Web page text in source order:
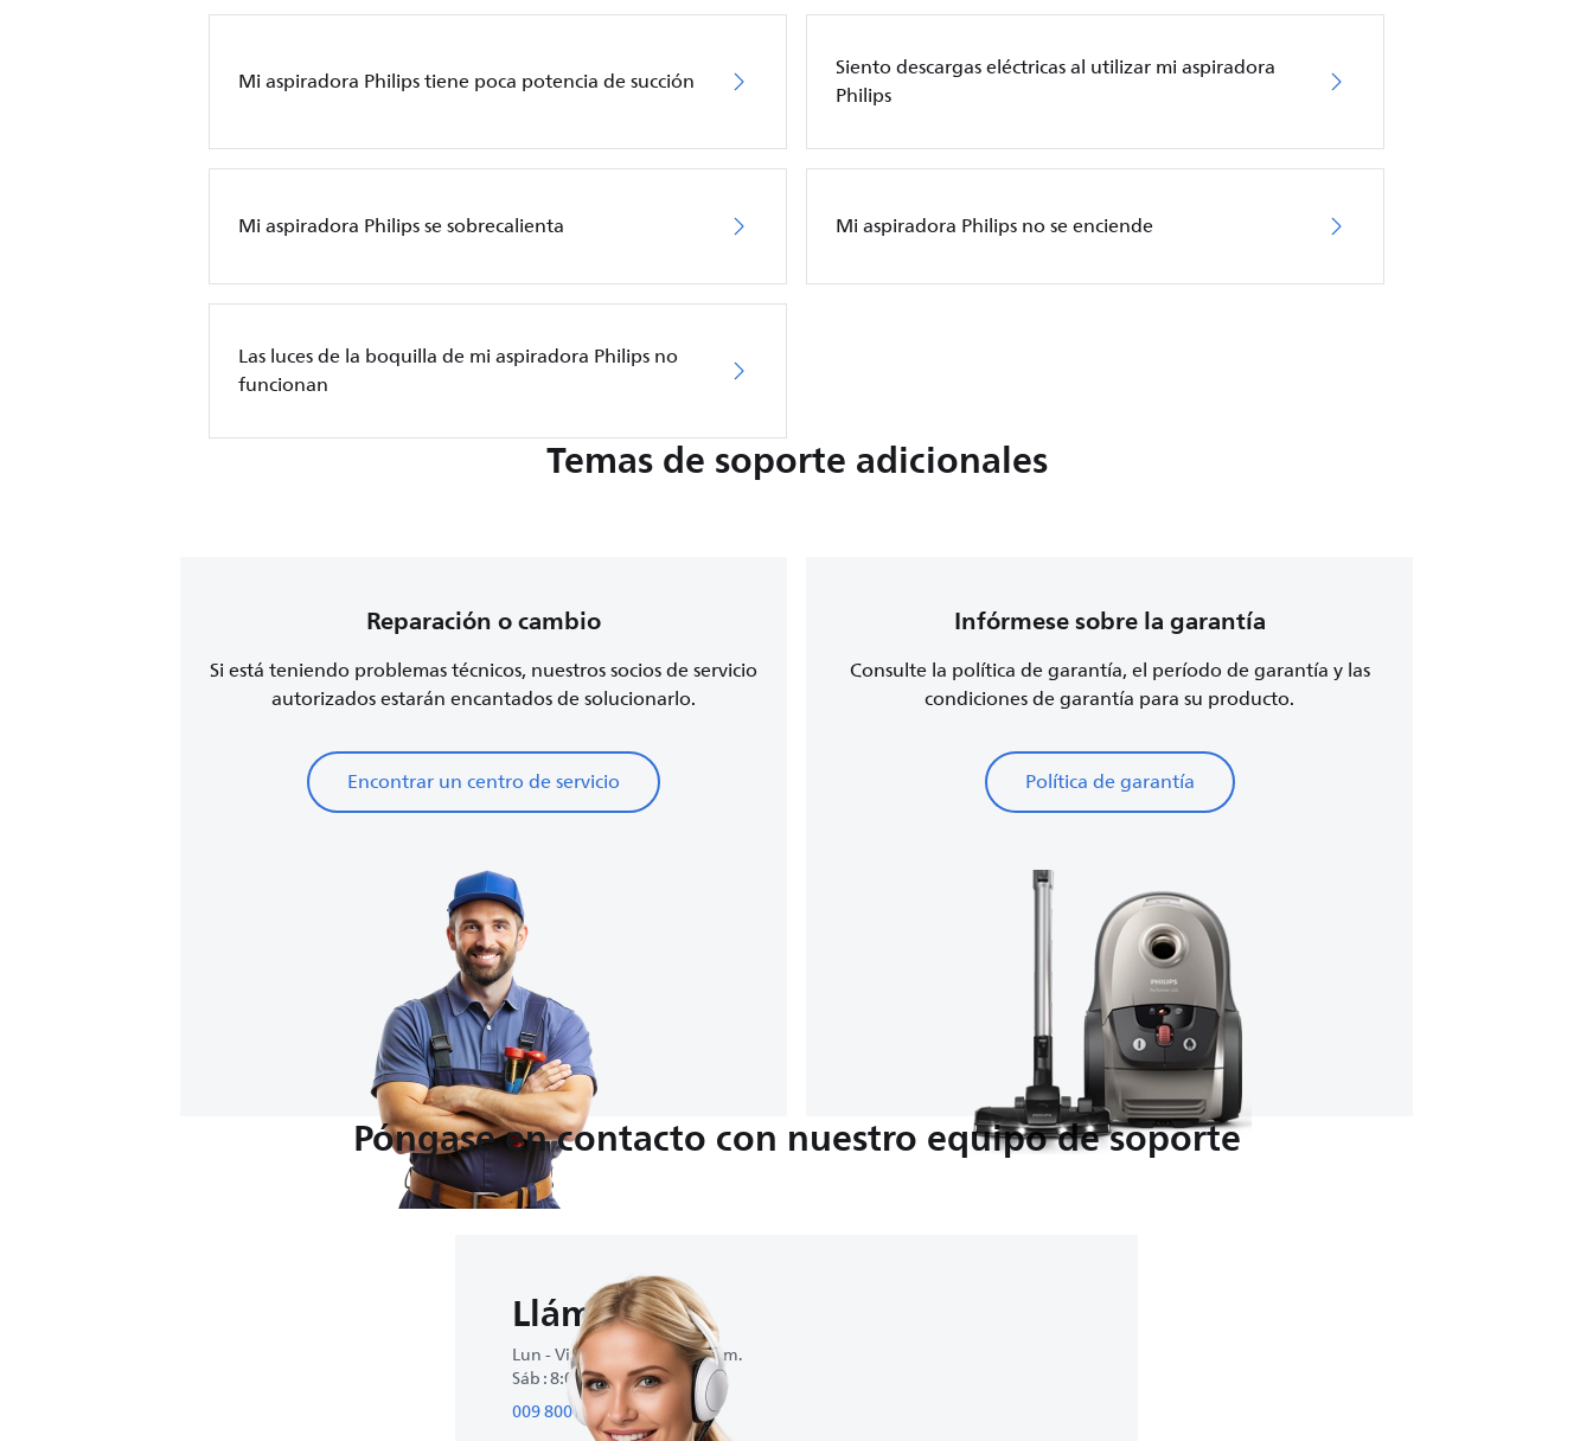
Mi aspiradora Philips tiene poca potencia de succión
Siento descargas eléctricas al utilizar mi aspiradora
Philips
Mi aspiradora Philips se sobrecalienta Mi aspiradora Philips no se enciende
Las luces de la boquilla de mi aspiradora Philips no
funcionan
Temas de soporte adicionales
Reparación o cambio
Si está teniendo problemas técnicos, nuestros socios de servicio
autorizados estarán encantados de solucionarlo.
Encontrar un centro de servicio
Infórmese sobre la garantía
Consulte la política de garantía, el período de garantía y las
condiciones de garantía para su producto.
Política de garantía
Póngase en contacto con nuestro equipo de soporte
Llámanos
Lun - Vie : 8:00 a. m.-8:00 p. m.
Sáb : 8:00 a. m.-2:00 p. m.
009 800 561 0004